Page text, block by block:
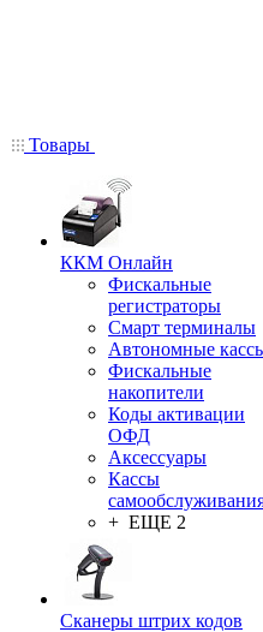
Товары
ККМ Онлайн
Фискальные
регистраторы
Смарт терминалы
Автономные
Фискальные
накопители
Коды активации
ОФД
Аксессуары
Кассы
+ ЕЩЕ 2
Сканеры штрих кодов